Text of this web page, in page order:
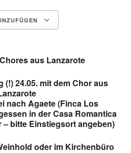
aus Lanzarote
(!) 24.05. mit dem Chor aus
nach Agaete (Finca Los
in der Casa Romantica
– bitte Einstiegsort angeben)
oder im Kirchenbüro